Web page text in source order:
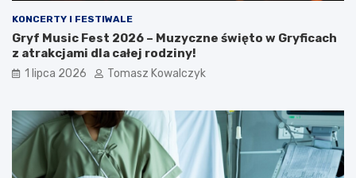
KONCERTY I FESTIWALE
Gryf Music Fest 2026 – Muzyczne święto w Gryficach
z atrakcjami dla całej rodziny!
1 lipca 2026 Tomasz Kowalczyk